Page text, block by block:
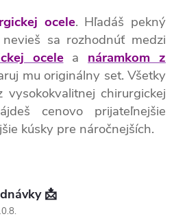
ocele. Hľadáš pekný
sa rozhodnúť medzi
ocelea náramkom z
mu originálny set. Všetky
chirurgickej
cenovo prijateľnejšie
kúsky pre náročnejších.
📩